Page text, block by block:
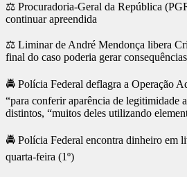
⚖️ Procuradoria-Geral da República
continuar apreendida
⚖️ Liminar de André Mendonça libera
final do caso poderia gerar
🚔 Polícia Federal deflagra a Operação
“para conferir aparência de legitimidade
distintos, “muitos deles utilizando
🚔 Polícia Federal encontra dinheiro em
quarta-feira (1º)